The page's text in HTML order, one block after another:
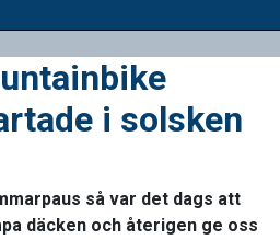
i solsken
så var det dags att
däcken och återigen ge oss